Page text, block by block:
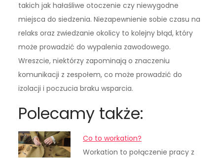
takich jak hałaśliwe otoczenie czy niewygodne
miejsca do siedzenia. Niezapewnienie sobie czasu na
relaks oraz zwiedzanie okolicy to kolejny błąd, który
może prowadzić do wypalenia zawodowego.
Wreszcie, niektórzy zapominają o znaczeniu
komunikacji z zespołem, co może prowadzić do
izolacji i poczucia braku wsparcia.
Polecamy także:
Co to workation?
Workation to połączenie pracy z